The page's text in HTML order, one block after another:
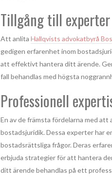
Tillgång till
Att anlita Hallqvists advokatbyrå
gedigen erfarenhet inom
att effektivt hantera ditt ärende.
fall behandlas med högsta
Professionell
En av de främsta fördelarna med
bostadsjuridik. Dessa experter har
bostadsrättsliga frågor. Deras
erbjuda strategier för att hantera
ditt ärende behandlas på ett